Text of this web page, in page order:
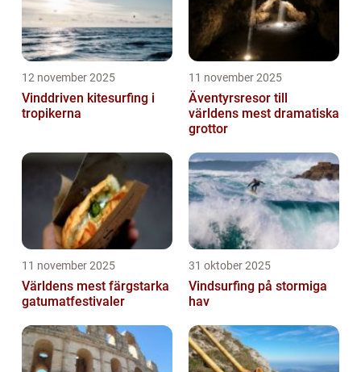
12 november 2025
Vinddriven kitesurfing i
tropikerna
11 november 2025
Äventyrsresor till
världens mest dramatiska
grottor
11 november 2025
Världens mest färgstarka
gatumatfestivaler
31 oktober 2025
Vindsurfing på stormiga
hav